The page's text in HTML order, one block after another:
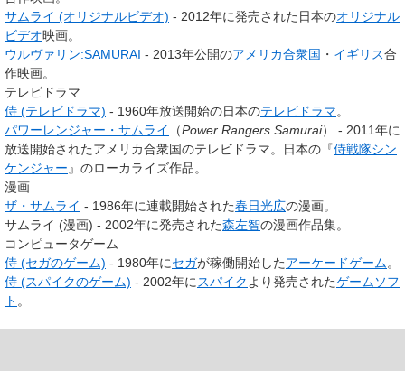
サムライ (オリジナルビデオ) - 2012年に発売された日本のオリジナル
ビデオ映画。
ウルヴァリン:SAMURAI - 2013年公開のアメリカ合衆国 ・ イギリス合
作映画。
テレビドラマ
侍 (テレビドラマ) - 1960年放送開始の日本のテレビドラマ。
パワーレンジャー・サムライ
（Power Rangers Samurai） - 2011年に
放送開始されたアメリカ合衆国のテレビドラマ。日本の『侍戦隊シン
ケンジャー』のローカライズ作品。
漫画
ザ・サムライ - 1986年に連載開始された春日光広の漫画。
サムライ (漫画) - 2002年に発売された森左智の漫画作品集。
コンピュータゲーム
侍 (セガのゲーム) - 1980年にセガが稼働開始したアーケードゲーム。
侍 (スパイクのゲーム) - 2002年にスパイクより発売されたゲームソフ
ト 。